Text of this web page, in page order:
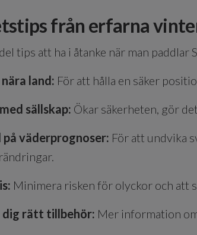
från erfarna
tips att ha i åtanke när man paddlar
land: För att hålla en säker
sällskap: Ökar säkerheten, gör
på väderprognoser: För att undvika
Minimera risken för olyckor och att
dig rätt tillbehör: Mer information